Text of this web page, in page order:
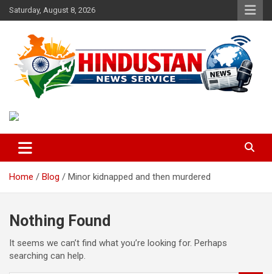
Skip
to
Saturday, August 8, 2026
Hindustan News Service
Home Blog Minor kidnapped and then murdered
Nothing Found
It seems we can’t find what you’re looking for. Perhaps
searching can help.